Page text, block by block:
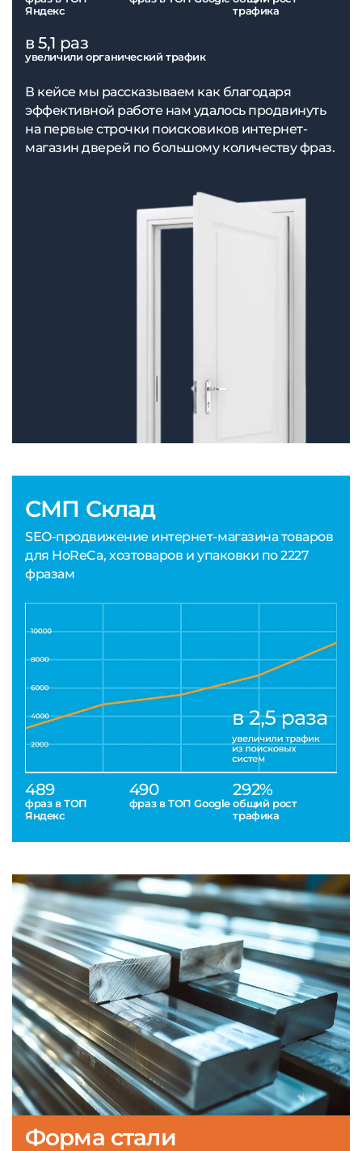
СМП Склад
SEO-продвижение интернет-магазина товаров
для HoReCa, хозтоваров и упаковки по 2227
фразам
489
фраз в ТОП
Яндекс
490
фраз в ТОП Google
292%
общий рост
трафика
Яндекс
трафика
в 5,1 раз
увеличили органический трафик
В кейсе мы рассказываем как благодаря
эффективной работе нам удалось продвинуть
на первые строчки поисковиков интернет-
магазин дверей по большому количеству фраз.
Форма стали